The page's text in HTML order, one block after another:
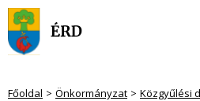
Főoldal Önkormányzat
Közgyűlési